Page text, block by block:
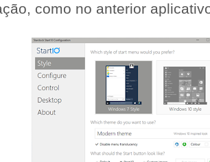
como no anterior